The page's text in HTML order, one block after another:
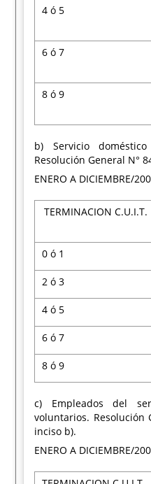
4 ó 5
6 ó 7
8 ó 9
b) Servicio
Resolución General N°
ENERO A DICIEMBRE/
TERMINACION C.U.I.T.
0 ó 1
2 ó 3
4 ó 5
6 ó 7
8 ó 9
c) Empleados del
voluntarios. Resolución
inciso b).
ENERO A DICIEMBRE/